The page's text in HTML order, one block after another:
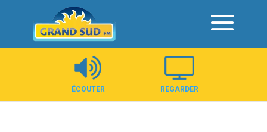
Panneau de gestion des cookies
ÉCOUTER REGARDER